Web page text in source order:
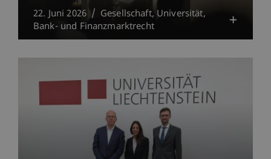
22. Juni 2026 Gesellschaft Universität
Bank- und Finanzmarktrecht